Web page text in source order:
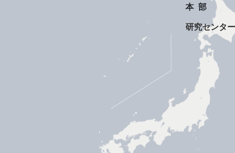
本部
研究センター